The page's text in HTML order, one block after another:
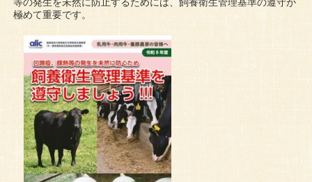
等の発生を未然に防止するためには、飼養衛生管理基準の遵守が
極めて重要です。